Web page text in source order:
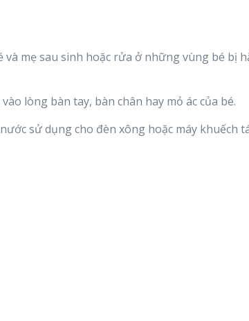
mẹ sau sinh hoặc rửa ở những vùng bé bị
lòng bàn tay, bàn chân hay mỏ ác của bé.
sử dụng cho đèn xông hoặc máy khuếch